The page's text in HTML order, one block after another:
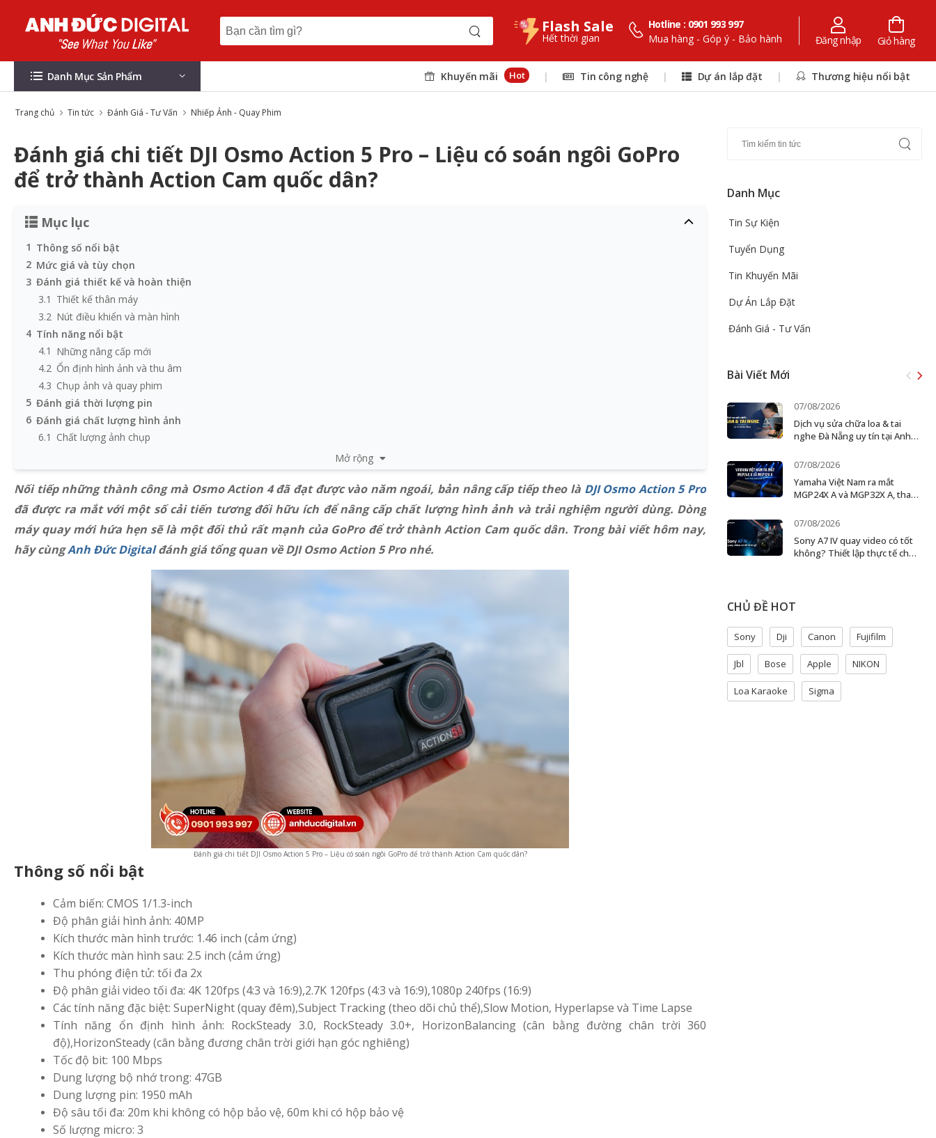
Flash Sale
Hết thời gian
Hotline : 0901 993 997
Mua hàng - Góp ý - Bảo hành
Đăng nhập Giỏ hàng
Danh Mục Sản Phẩm Khuyến mãi Hot | Tin công nghệ | Dự án lắp đặt | Thương hiệu nổi bật
Trang chủ Tin tức Đánh Giá - Tư Vấn Nhiếp Ảnh - Quay Phim
Đánh giá chi tiết DJI Osmo Action 5 Pro – Liệu có soán ngôi GoPro
để trở thành Action Cam quốc dân?
Mục lục
1 Thông số nổi bật
2 Mức giá và tùy chọn
3 Đánh giá thiết kế và hoàn thiện
3.1 Thiết kế thân máy
3.2 Nút điều khiển và màn hình
4 Tính năng nổi bật
4.1 Những nâng cấp mới
4.2 Ổn định hình ảnh và thu âm
4.3 Chụp ảnh và quay phim
5 Đánh giá thời lượng pin
6 Đánh giá chất lượng hình ảnh
6.1 Chất lượng ảnh chụp
8 Tổng kết về DJI Osmo Action 5 Pro
Mở rộng
Nối tiếp những thành công mà Osmo Action 4 đã đạt được vào năm ngoái, bản nâng cấp tiếp theo là DJI Osmo Action 5 Pro
đã được ra mắt với một số cải tiến tương đối hữu ích để nâng cấp chất lượng hình ảnh và trải nghiệm người dùng. Dòng
máy quay mới hứa hẹn sẽ là một đối thủ rất mạnh của GoPro để trở thành Action Cam quốc dân. Trong bài viết hôm nay,
hãy cùngAnh Đức Digitalđánh giá tổng quan về DJI Osmo Action 5 Pro nhé.
Đánh giá chi tiết DJI Osmo Action 5 Pro – Liệu có soán ngôi GoPro để trở thành Action Cam quốc dân?
Thông số nổi bật
Cảm biến: CMOS 1/1.3-inch
Độ phân giải hình ảnh: 40MP
Kích thước màn hình trước: 1.46 inch (cảm ứng)
Kích thước màn hình sau: 2.5 inch (cảm ứng)
Thu phóng điện tử: tối đa 2x
Độ phân giải video tối đa: 4K 120fps (4:3 và 16:9),2.7K 120fps (4:3 và 16:9),1080p 240fps (16:9)
Các tính năng đặc biệt: SuperNight (quay đêm),Subject Tracking (theo dõi chủ thể),Slow Motion, Hyperlapse và Time Lapse
Tính năng ổn định hình ảnh: RockSteady 3.0, RockSteady 3.0+, HorizonBalancing (cân bằng đường chân trời 360
độ),HorizonSteady (cân bằng đương chân trời giới hạn góc nghiêng)
Tốc độ bit: 100 Mbps
Dung lượng bộ nhớ trong: 47GB
Dung lượng pin: 1950 mAh
Độ sâu tối đa: 20m khi không có hộp bảo vệ, 60m khi có hộp bảo vệ
Số lượng micro: 3
Danh Mục
Tin Sự Kiện
Tuyển Dụng
Tin Khuyến Mãi
Dự Án Lắp Đặt
Đánh Giá - Tư Vấn
Bài Viết Mới
07/08/2026
Dịch vụ sửa chữa loa & tai
nghe Đà Nẵng uy tín tại Anh
07/08/2026
Yamaha Việt Nam ra mắt
MGP24X A và MGP32X A, thay
07/08/2026
Sony A7 IV quay video có tốt
không? Thiết lập thực tế cho
CHỦ ĐỀ HOT
Sony Dji Canon Fujifilm
Jbl Bose Apple NIKON
Loa Karaoke Sigma